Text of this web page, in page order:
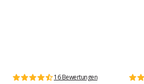
16 Bewertungen